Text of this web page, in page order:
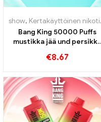
show, Kertakäyttöinen nikotiinia sisältävä sähkötupakka
Bang King 50000 Puffs
mustikka jää und persikka
€8.67